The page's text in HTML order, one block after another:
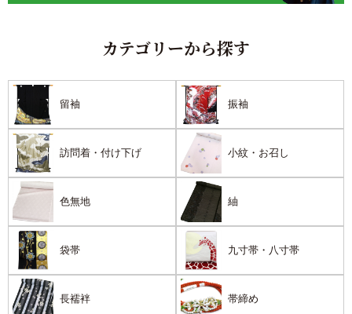
カテゴリーから探す
留袖 振袖
訪問着・付け下げ 小紋・お召し
色無地 紬
袋帯 九寸帯・八寸帯
長襦袢 帯締め